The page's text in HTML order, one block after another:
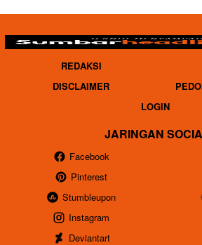
REDAKSI
DISCLAIMER
LOGIN
JARINGAN
Facebook
Pinterest
Stumbleupon
Instagram
Deviantart